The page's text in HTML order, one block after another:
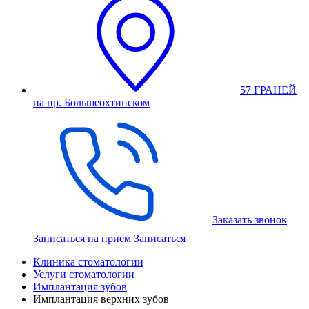
57 ГРАНЕЙ
на пр. Большеохтинском
Заказать звонок
Записаться на прием Записаться
Клиника стоматологии
Услуги стоматологии
Имплантация зубов
Имплантация верхних зубов